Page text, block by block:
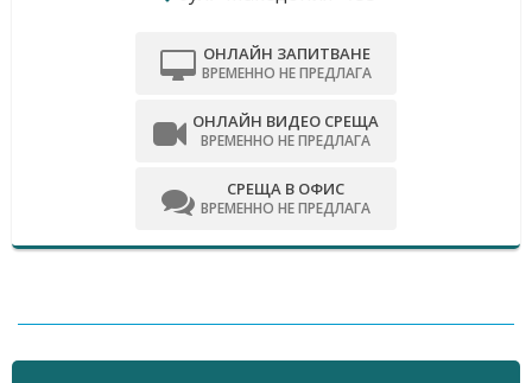
ОНЛАЙН ЗАПИТВАНЕ
ВРЕМЕННО НЕ ПРЕДЛАГА
ОНЛАЙН ВИДЕО СРЕЩА
ВРЕМЕННО НЕ ПРЕДЛАГА
СРЕЩА В ОФИС
ВРЕМЕННО НЕ ПРЕДЛАГА